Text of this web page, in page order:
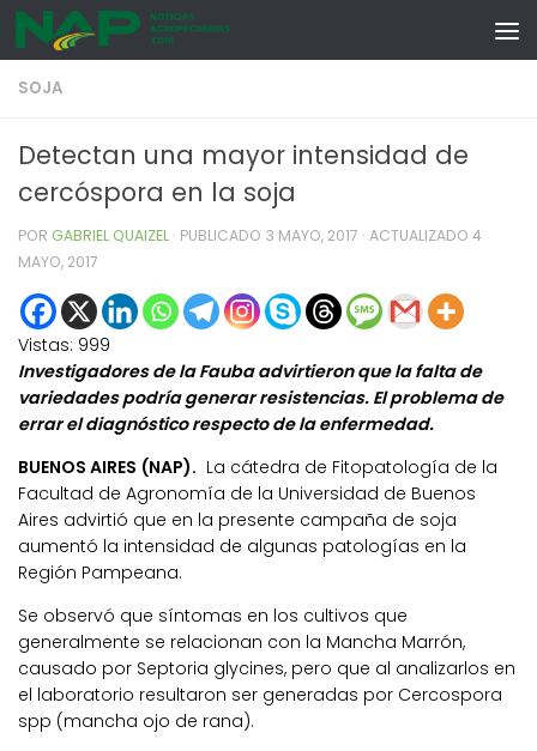
Skip to content
SOJA
Detectan una mayor intensidad de
cercóspora en la soja
POR GABRIEL QUAIZEL · PUBLICADO 3 MAYO, 2017 · ACTUALIZADO 4
MAYO, 2017
Vistas: 999
Investigadores de la Fauba advirtieron que la falta de
variedades podría generar resistencias. El problema de
errar el diagnóstico respecto de la enfermedad.
BUENOS AIRES (NAP). La cátedra de Fitopatología de la
Facultad de Agronomía de la Universidad de Buenos
Aires advirtió que en la presente campaña de soja
aumentó la intensidad de algunas patologías en la
Región Pampeana.
Se observó que síntomas en los cultivos que
generalmente se relacionan con la Mancha Marrón,
causado por Septoria glycines, pero que al analizarlos en
el laboratorio resultaron ser generadas por Cercospora
spp (mancha ojo de rana).